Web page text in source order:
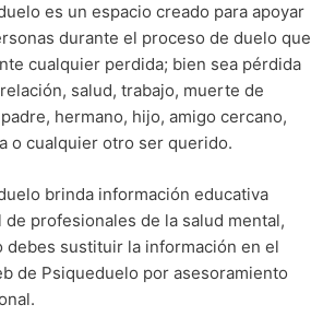
es un espacio creado para apoyar
durante el proceso de duelo que
cualquier perdida; bien sea pérdida
salud, trabajo, muerte de
hermano, hijo, amigo cercano,
o cualquier otro ser querido.
brinda información educativa
de profesionales de la salud mental,
debes sustituir la información en el
de Psiqueduelo por asesoramiento